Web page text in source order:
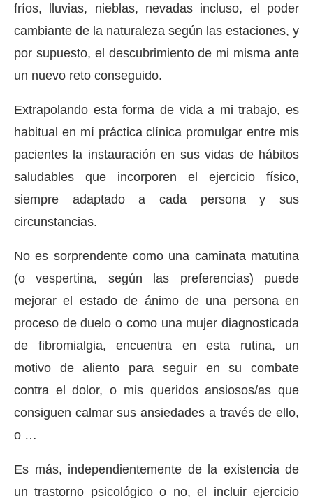
fríos, lluvias, nieblas, nevadas incluso, el poder
cambiante de la naturaleza según las estaciones, y
por supuesto, el descubrimiento de mi misma ante
un nuevo reto conseguido.
Extrapolando esta forma de vida a mi trabajo, es
habitual en mí práctica clínica promulgar entre mis
pacientes la instauración en sus vidas de hábitos
saludables que incorporen el ejercicio físico,
siempre adaptado a cada persona y sus
circunstancias.
No es sorprendente como una caminata matutina
(o vespertina, según las preferencias) puede
mejorar el estado de ánimo de una persona en
proceso de duelo o como una mujer diagnosticada
de fibromialgia, encuentra en esta rutina, un
motivo de aliento para seguir en su combate
contra el dolor, o mis queridos ansiosos/as que
consiguen calmar sus ansiedades a través de ello,
o …
Es más, independientemente de la existencia de
un trastorno psicológico o no, el incluir ejercicio